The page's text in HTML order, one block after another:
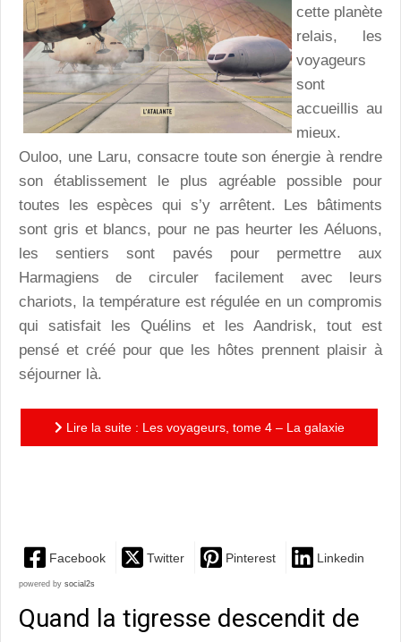
cette planète
relais, les
voyageurs
sont
accueillis au
mieux.
Ouloo, une Laru, consacre toute son énergie à rendre
son établissement le plus agréable possible pour
toutes les espèces qui s’y arrêtent. Les bâtiments
sont gris et blancs, pour ne pas heurter les Aéluons,
les sentiers sont pavés pour permettre aux
Harmagiens de circuler facilement avec leurs
chariots, la température est régulée en un compromis
qui satisfait les Quélins et les Aandrisk, tout est
pensé et créé pour que les hôtes prennent plaisir à
séjourner là.
Lire la suite : Les voyageurs, tome 4 – La galaxie
Facebook Twitter Pinterest Linkedin
powered by social2s
Quand la tigresse descendit de